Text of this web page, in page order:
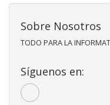
Sobre Nosotros
TODO PARA LA
Síguenos en: